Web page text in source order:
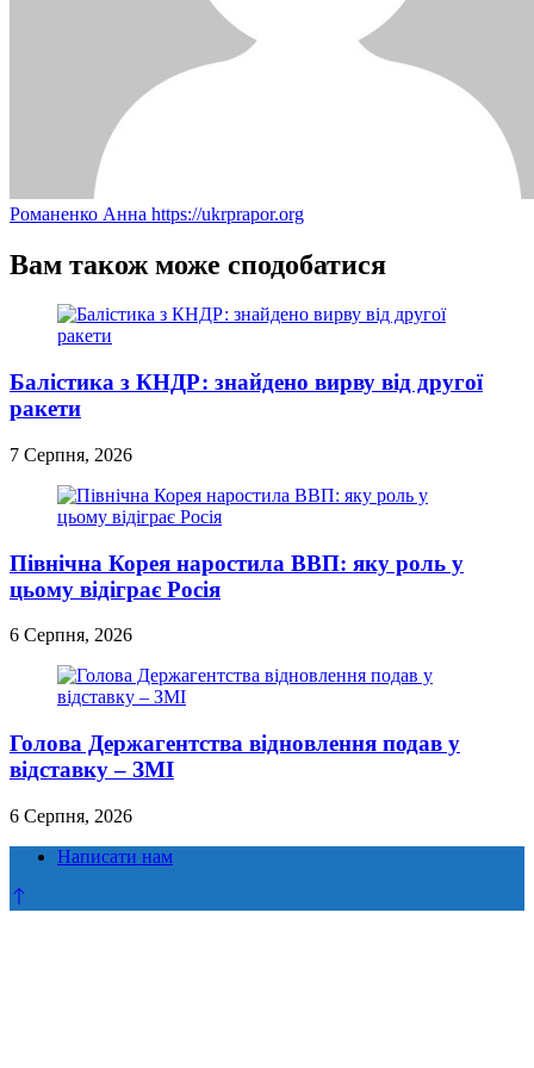
Романенко Анна https://ukrprapor.org
Вам також може сподобатися
Балістика з КНДР: знайдено вирву від другої
ракети
7 Серпня, 2026
Північна Корея наростила ВВП: яку роль у
цьому відіграє Росія
6 Серпня, 2026
Голова Держагентства відновлення подав у
відставку – ЗМІ
6 Серпня, 2026
Написати нам
Прокрутка
до